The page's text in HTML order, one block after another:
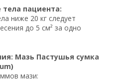
тела пациента:
ниже 20 кг следует
до 5 см² за одно
Мазь Пастушья сумка
мази: